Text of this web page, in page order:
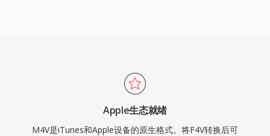
Apple生态就绪
M4V是iTunes和Apple设备的原生格式。将F4V转换后可